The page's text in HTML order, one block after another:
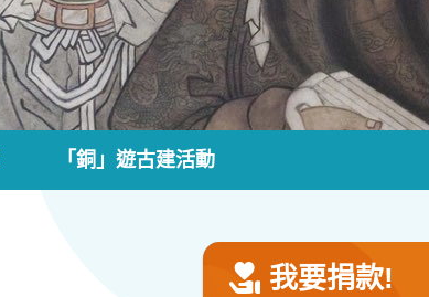
「銅」遊古建活動
我要捐款!